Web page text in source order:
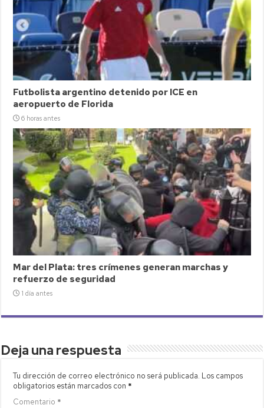
Futbolista argentino detenido por ICE en
aeropuerto de Florida
6 horas antes
Mar del Plata: tres crímenes generan marchas y
refuerzo de seguridad
1 día antes
Deja una respuesta
Tu dirección de correo electrónico no será publicada. Los campos
obligatorios están marcados con *
Comentario *